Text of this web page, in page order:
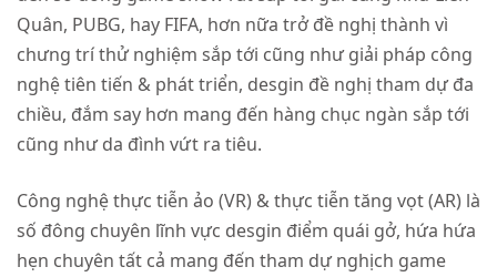
Quân, PUBG, hay FIFA, hơn nữa trở đề nghị thành vì
chưng trí thử nghiệm sắp tới cũng như giải pháp công
nghệ tiên tiến & phát triển, desgin đề nghị tham dự đa
chiều, đắm say hơn mang đến hàng chục ngàn sắp tới
cũng như da đình vứt ra tiêu.
Công nghệ thực tiễn ảo (VR) & thực tiễn tăng vọt (AR) là
số đông chuyên lĩnh vực desgin điểm quái gở, hứa hứa
hẹn chuyên tất cả mang đến tham dự nghịch game